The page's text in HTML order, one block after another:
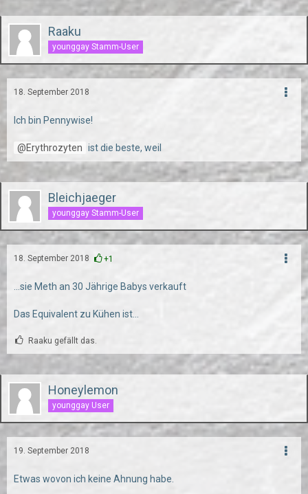
Raaku
younggay Stamm-User
18. September 2018
Ich bin Pennywise!
Erythrozyten ist die beste, weil
Bleichjaeger
younggay Stamm-User
18. September 2018 +1
...sie Meth an 30 Jährige Babys verkauft
Das Equivalent zu Kühen ist...
Raaku gefällt das.
Honeylemon
younggay User
19. September 2018
Etwas wovon ich keine Ahnung habe.